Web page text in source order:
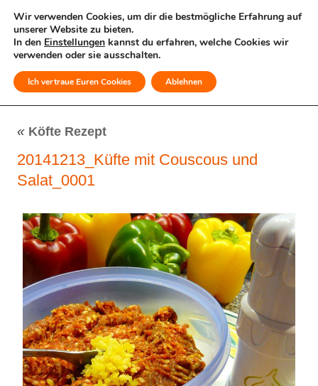
MENÜ
« Köfte Rezept
20141213_Küfte mit Couscous und
Salat_0001
Wir verwenden Cookies, um dir die bestmögliche Erfahrung auf
unserer Website zu bieten.
In den Einstellungen kannst du erfahren, welche Cookies wir
verwenden oder sie ausschalten.
Ich vertraue Euren Cookies Ablehnen